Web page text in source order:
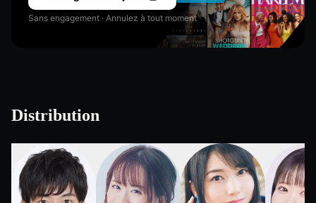
Sans engagement · Annulez à tout moment
Distribution